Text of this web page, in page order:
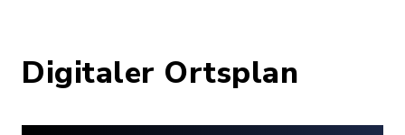
Digitaler Ortsplan